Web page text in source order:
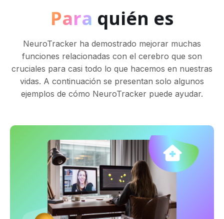
Para quién es
NeuroTracker ha demostrado mejorar muchas
funciones relacionadas con el cerebro que son
cruciales para casi todo lo que hacemos en nuestras
vidas. A continuación se presentan solo algunos
ejemplos de cómo NeuroTracker puede ayudar.